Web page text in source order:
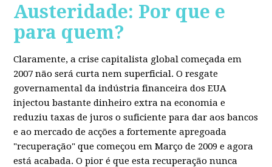
Austeridade: Por que e
para quem?
Claramente, a crise capitalista global começada em
2007 não será curta nem superficial. O resgate
governamental da indústria financeira dos EUA
injectou bastante dinheiro extra na economia e
reduziu taxas de juros o suficiente para dar aos bancos
e ao mercado de acções a fortemente apregoada
"recuperação" que começou em Março de 2009 e agora
está acabada. O pior é que esta recuperação nunca